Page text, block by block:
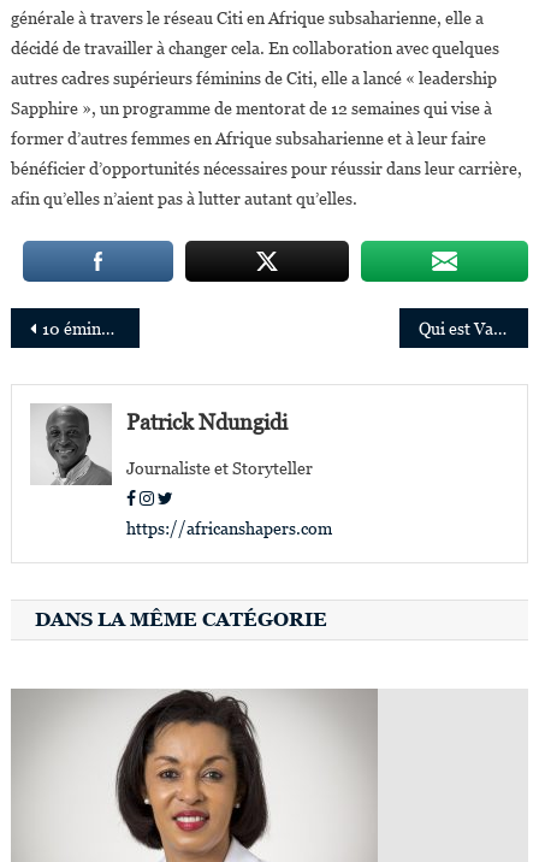
générale à travers le réseau Citi en Afrique subsaharienne, elle a
décidé de travailler à changer cela. En collaboration avec quelques
autres cadres supérieurs féminins de Citi, elle a lancé « leadership
Sapphire », un programme de mentorat de 12 semaines qui vise à
former d’autres femmes en Afrique subsaharienne et à leur faire
bénéficier d’opportunités nécessaires pour réussir dans leur carrière,
afin qu’elles n’aient pas à lutter autant qu’elles.
Navigation
de
l’article
10 éminents Scientifiques africains parmi les nouveaux membres de l’Académie mondiale des sciences Qui est Vanessa Azar, l’influenceuse camerounaise nommée responsable de Fenty en Afrique subsaharienne ?
Patrick Ndungidi
Journaliste et Storyteller
https://africanshapers.com
DANS LA MÊME CATÉGORIE